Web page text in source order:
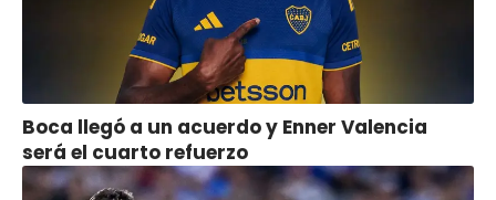
Boca llegó a un acuerdo y Enner Valencia
será el cuarto refuerzo